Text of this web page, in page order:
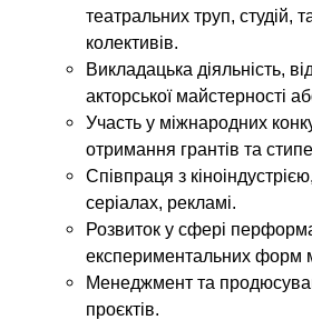
театральних труп, студій,
колективів.
Викладацька діяльність,
акторської майстерності
Участь у міжнародних
отримання грантів та
Співпраця з
серіалах, рекламі.
Розвиток у сфері
експериментальних форм
Менеджмент та
проєктів.